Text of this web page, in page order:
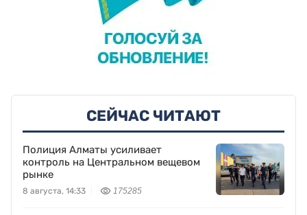
СЕЙЧАС ЧИТАЮТ
Полиция Алматы усиливает
контроль на Центральном вещевом
рынке
8 августа, 14:33 175285